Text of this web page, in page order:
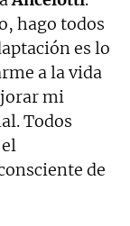
hago todos
es lo
a la vida
mi
Todos
de